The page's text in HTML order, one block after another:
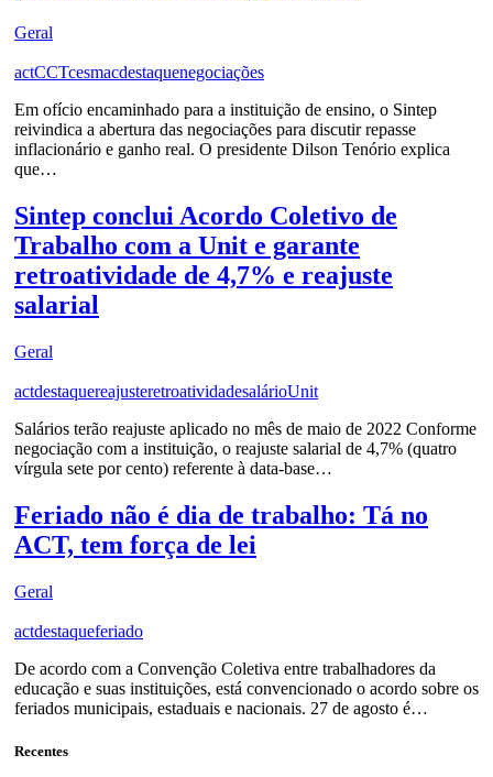
Geral
actCCTcesmacdestaquenegociações
Em ofício encaminhado para a instituição de ensino, o Sintep
reivindica a abertura das negociações para discutir repasse
inflacionário e ganho real. O presidente Dilson Tenório explica
que…
Sintep conclui Acordo Coletivo de
Trabalho com a Unit e garante
retroatividade de 4,7% e reajuste
salarial
Geral
actdestaquereajusteretroatividadesalárioUnit
Salários terão reajuste aplicado no mês de maio de 2022 Conforme
negociação com a instituição, o reajuste salarial de 4,7% (quatro
vírgula sete por cento) referente à data-base…
Feriado não é dia de trabalho: Tá no
ACT, tem força de lei
Geral
actdestaqueferiado
De acordo com a Convenção Coletiva entre trabalhadores da
educação e suas instituições, está convencionado o acordo sobre os
feriados municipais, estaduais e nacionais. 27 de agosto é…
Recentes